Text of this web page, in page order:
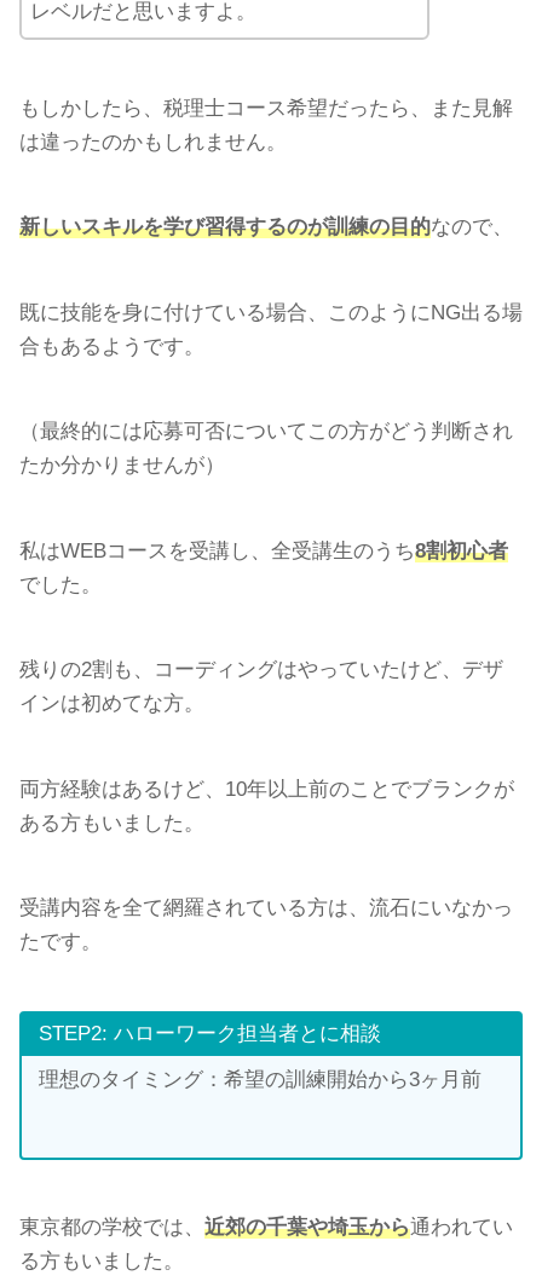
レベルだと思いますよ。
もしかしたら、税理士コース希望だったら、また見解
は違ったのかもしれません。
新しいスキルを学び習得するのが訓練の目的なので、
既に技能を身に付けている場合、このようにNG出る場
合もあるようです。
（最終的には応募可否についてこの方がどう判断され
たか分かりませんが）
私はWEBコースを受講し、全受講生のうち8割初心者
でした。
残りの2割も、コーディングはやっていたけど、デザ
インは初めてな方。
両方経験はあるけど、10年以上前のことでブランクが
ある方もいました。
受講内容を全て網羅されている方は、流石にいなかっ
たです。
STEP2: ハローワーク担当者とに相談
理想のタイミング：希望の訓練開始から3ヶ月前
東京都の学校では、 近郊の千葉や埼玉から通われてい
る方もいました。